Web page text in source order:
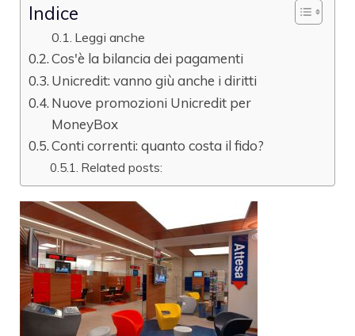
Indice
Leggi anche
Cos'è la bilancia dei pagamenti
Unicredit: vanno giù anche i diritti
Nuove promozioni Unicredit per
MoneyBox
Conti correnti: quanto costa il fido?
Related posts: